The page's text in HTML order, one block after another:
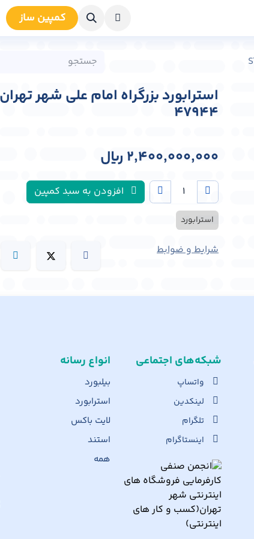
کمپین سا​​ز
47944
2,400,000,000 ﷼
افزودن به سبد کمپین
استرابورد
شرایط و ضوابط
انواع رسانه
بیلبورد
استرابورد
لایت باکس
استند
همه
شبکه‌های اجت​ماعی
واتساپ
لینکدین
تلگرام
اینستاگرام